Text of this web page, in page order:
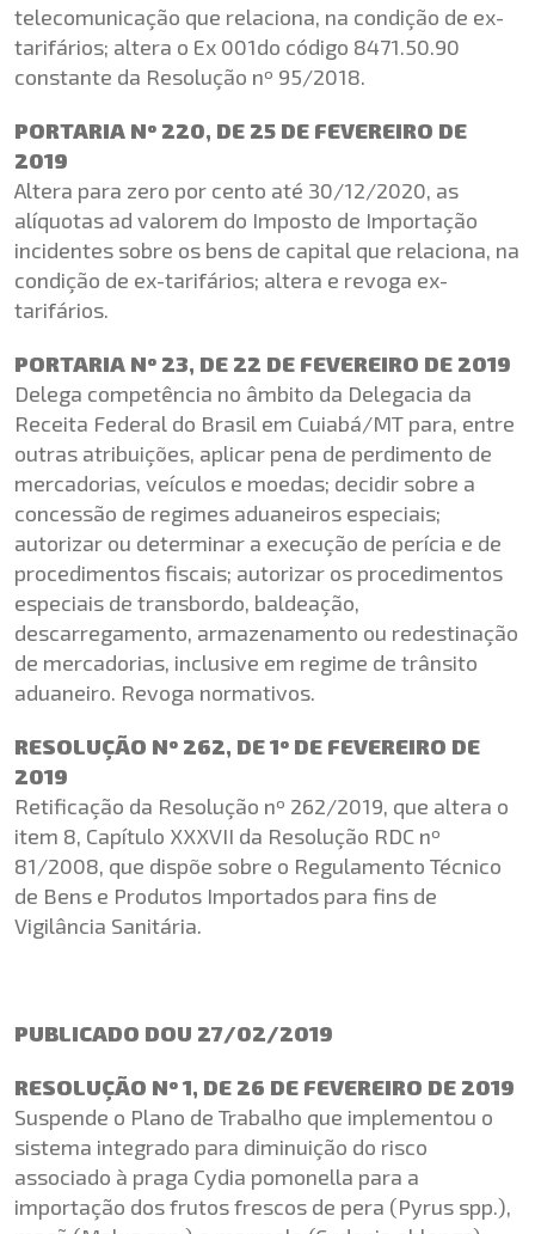
telecomunicação que relaciona, na condição de ex-
tarifários; altera o Ex 001do código 8471.50.90
constante da Resolução nº 95/2018.
PORTARIA Nº 220, DE 25 DE FEVEREIRO DE
2019
Altera para zero por cento até 30/12/2020, as
alíquotas ad valorem do Imposto de Importação
incidentes sobre os bens de capital que relaciona, na
condição de ex-tarifários; altera e revoga ex-
tarifários.
PORTARIA Nº 23, DE 22 DE FEVEREIRO DE 2019
Delega competência no âmbito da Delegacia da
Receita Federal do Brasil em Cuiabá/MT para, entre
outras atribuições, aplicar pena de perdimento de
mercadorias, veículos e moedas; decidir sobre a
concessão de regimes aduaneiros especiais;
autorizar ou determinar a execução de perícia e de
procedimentos fiscais; autorizar os procedimentos
especiais de transbordo, baldeação,
descarregamento, armazenamento ou redestinação
de mercadorias, inclusive em regime de trânsito
aduaneiro. Revoga normativos.
RESOLUÇÃO Nº 262, DE 1º DE FEVEREIRO DE
2019
Retificação da Resolução nº 262/2019, que altera o
item 8, Capítulo XXXVII da Resolução RDC nº
81/2008, que dispõe sobre o Regulamento Técnico
de Bens e Produtos Importados para fins de
Vigilância Sanitária.
PUBLICADO DOU 27/02/2019
RESOLUÇÃO Nº 1, DE 26 DE FEVEREIRO DE 2019
Suspende o Plano de Trabalho que implementou o
sistema integrado para diminuição do risco
associado à praga Cydia pomonella para a
importação dos frutos frescos de pera (Pyrus spp.),